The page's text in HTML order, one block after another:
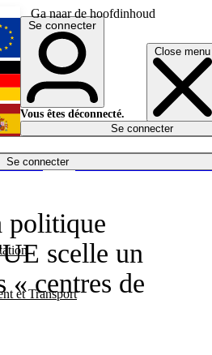
Ga naar de hoofdinhoud
Close menu
Se connecter
et Transport
English
Deutsch
Español
Se connecter
Vous êtes déconnecté.
Se connecter
politique
scelle un
« centres de